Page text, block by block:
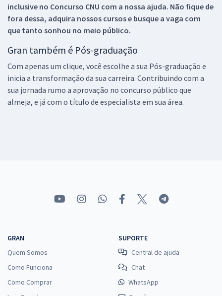
inclusive no Concurso CNU com a nossa ajuda. Não fique de
fora dessa, adquira nossos cursos e busque a vaga com
que tanto sonhou no meio público.
Gran também é Pós-graduação
Com apenas um clique, você escolhe a sua Pós-graduação e
inicia a transformação da sua carreira. Contribuindo com a
sua jornada rumo a aprovação no concurso público que
almeja, e já com o título de especialista em sua área.
GRAN
Quem Somos
Como Funciona
Como Comprar
SUPORTE
Central de ajuda
Chat
WhatsApp